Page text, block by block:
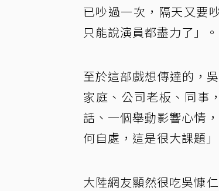
已吵過一次，隔天又要
只能說演員都盡力了」。
至於這部戲想傳達的，
家庭、公司老板、同事
話、一個舉動影響心情
何自處，這是很大課題」
大陸網友顯然很吃吳慷